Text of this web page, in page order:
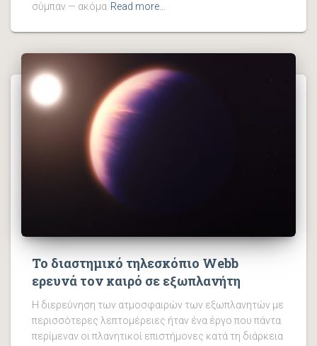
σύμπαν — ακόμα Read more…
Το διαστημικό τηλεσκόπιο Webb
ερευνά τον καιρό σε εξωπλανήτη
Η διερεύνηση των ατμοσφαιρών των εξωπλανητών με
περισσότερες λεπτομέρειες ήταν ένα έργο που πάντα
περίμεναν οι πλανητικοί επιστήμονες κατά τη διάρκεια